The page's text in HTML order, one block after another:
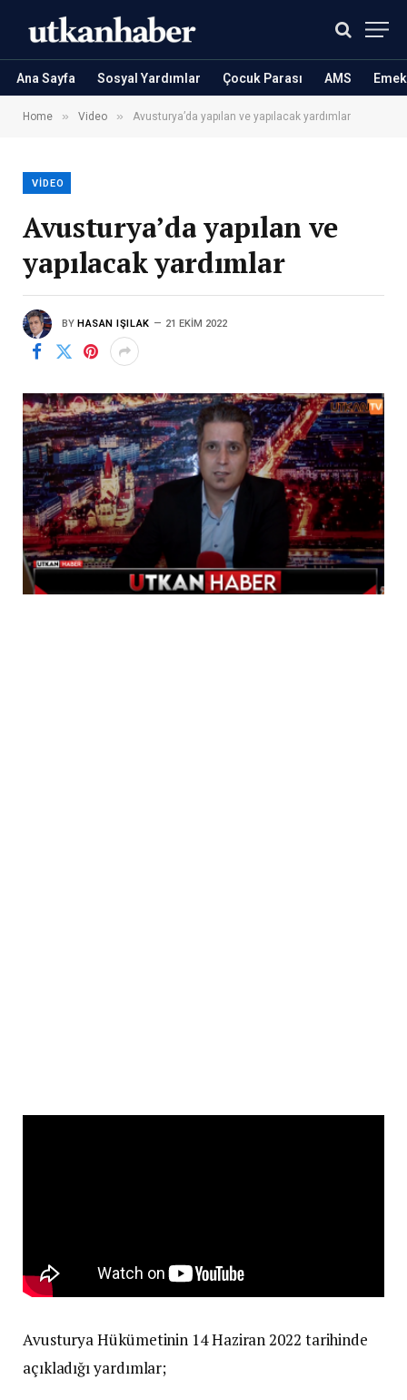
Ana Sayfa Sosyal Yardımlar Çocuk Parası AMS
Home » Video » Avusturya’da yapılan ve yapılacak yardımlar
VIDEO
Avusturya’da yapılan ve
yapılacak yardımlar
BY HASAN IŞILAK 21 EKIM 2022
Avusturya Hükümetinin 14 Haziran 2022 tarihinde
açıkladığı yardımlar;